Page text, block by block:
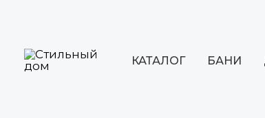
содержимому
КАТАЛОГ БАНИ